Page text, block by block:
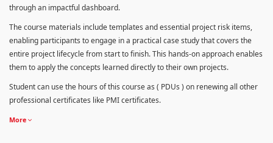
through an impactful dashboard.
The course materials include templates and essential project risk items,
enabling participants to engage in a practical case study that covers the
entire project lifecycle from start to finish. This hands-on approach enables
them to apply the concepts learned directly to their own projects.
Student can use the hours of this course as ( PDUs ) on renewing all other
professional certificates like PMI certificates.
More